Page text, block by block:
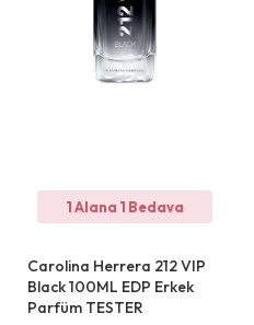
1 Alana 1 Bedava
Carolina Herrera 212 VIP
Black 100ML EDP Erkek
Parfüm TESTER